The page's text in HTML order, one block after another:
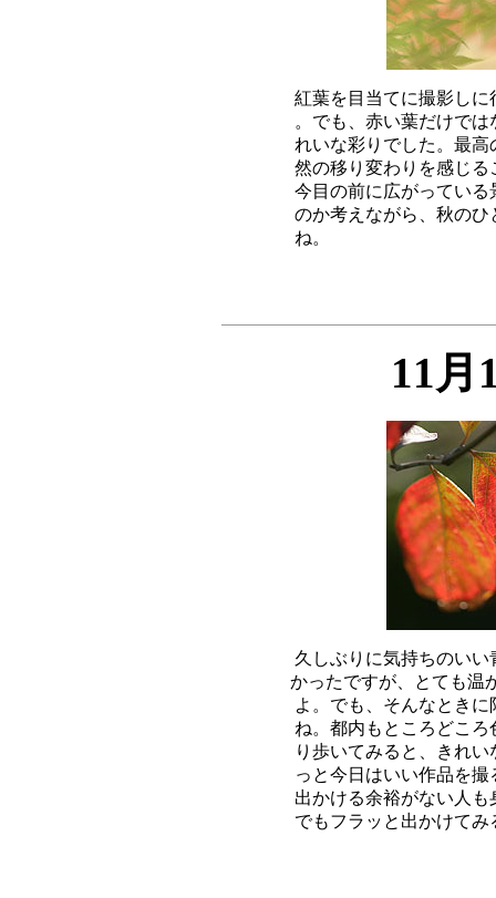
紅葉を目当てに撮影し
。でも、赤い葉だけで
れいな彩りでした。最
然の移り変わりを感じ
今目の前に広がってい
のか考えながら、秋の
11月
久しぶりに気持ちのい
かったですが、とても温
よ。 でも、そんなとき
ね。都内もところどこ
り歩いてみると、きれ
っと今日はいい作品を
出かける余裕がない人